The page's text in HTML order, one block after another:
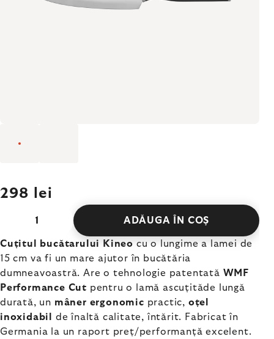
298 lei
ADĂUGA ÎN COŞ
Cuțitul bucătarului Kineo cu o lungime a lamei de
15 cm va fi un mare ajutor în bucătăria
dumneavoastră. Are o tehnologie patentată WMF
Performance Cut pentru o lamă ascuțităde lungă
durată, un mâner ergonomic practic, oțel
inoxidabil
de înaltă calitate, întărit. Fabricat în
Germania la un raport preț/performanță excelent.